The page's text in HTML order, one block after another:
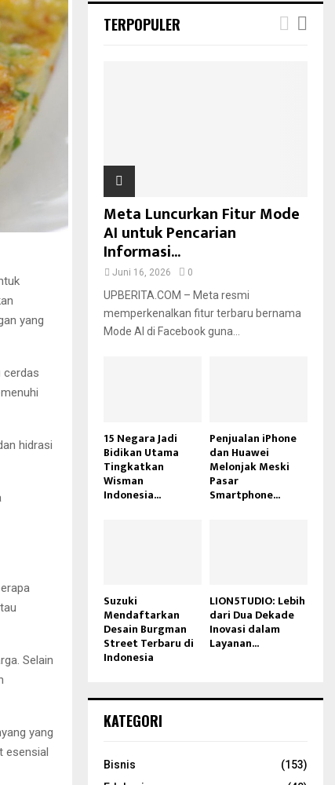
yang
cerdas
hidrasi
Selain
yang
esensial
TERPOPULER
Meta Luncurkan Fitur Mode
AI untuk Pencarian
Informasi...
Juni 16, 2026 0
UPBERITA.COM – Meta resmi
memperkenalkan fitur terbaru bernama
Mode AI di Facebook guna...
15 Negara Jadi
Bidikan Utama
Tingkatkan
Wisman
Indonesia...
Penjualan iPhone
dan Huawei
Melonjak Meski
Pasar
Smartphone...
Suzuki
Mendaftarkan
Desain Burgman
Street Terbaru di
Indonesia
LION5TUDIO: Lebih
dari Dua Dekade
Inovasi dalam
Layanan...
KATEGORI
Bisnis
(153)